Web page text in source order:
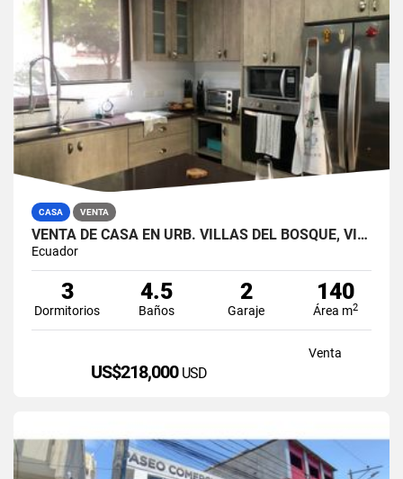
CASA VENTA
VENTA DE CASA EN URB. VILLAS DEL BOSQUE, VÍA A LA COSTA
Ecuador
3
Dormitorios
4.5
Baños
2
Garaje
140
Área m2
Venta
US$218,000 USD